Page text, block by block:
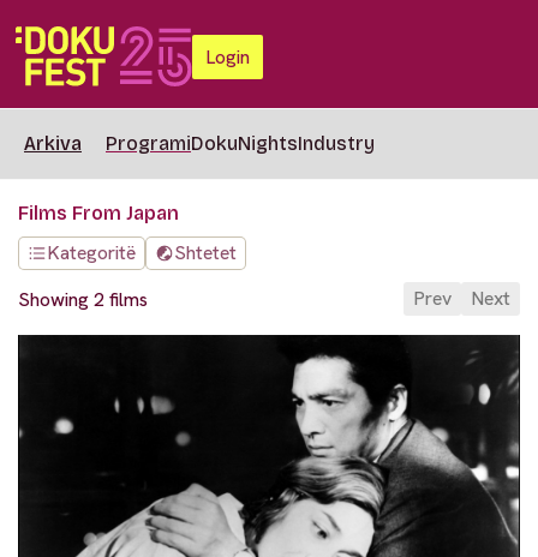
Login
Arkiva ProgramiDokuNightsIndustry
Films From Japan
Kategoritë
Shtetet
Showing 2 films
Prev Next